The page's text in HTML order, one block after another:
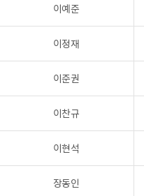
이예준
이정재
이준권
이찬규
이현석
장동인